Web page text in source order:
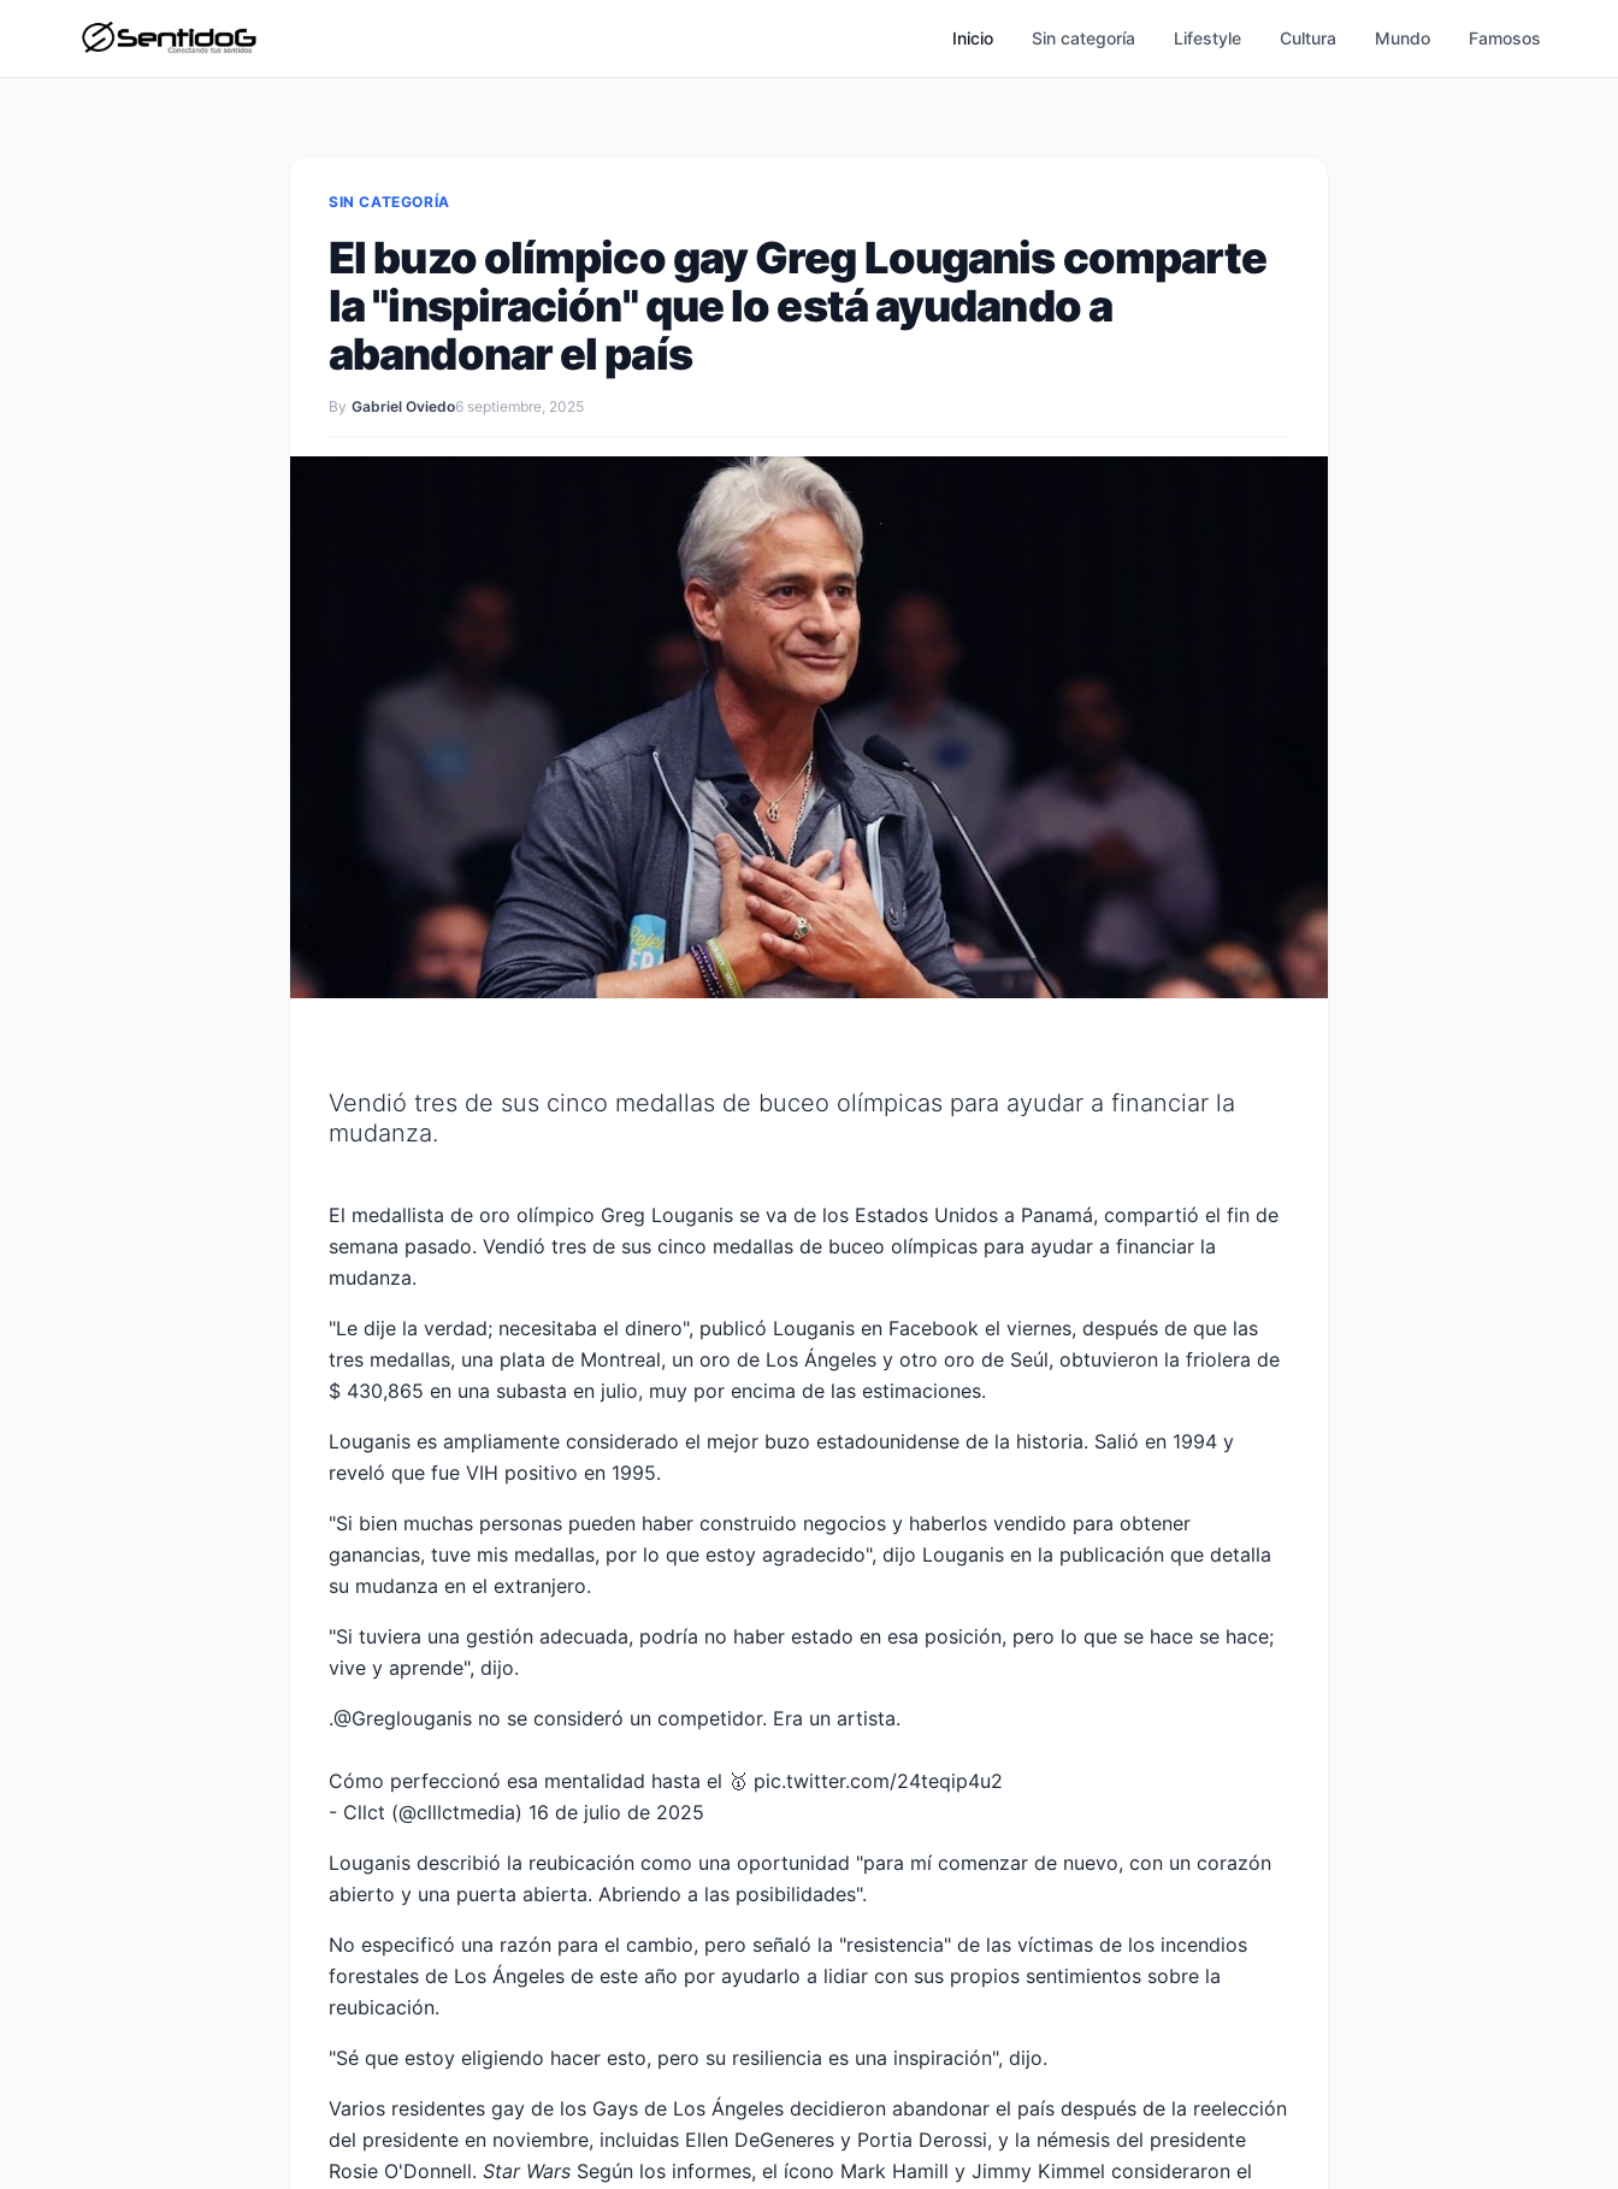
Inicio Sin categoría Lifestyle Cultura Mundo Famosos
SIN CATEGORÍA
El buzo olímpico gay Greg Louganis comparte
la "inspiración" que lo está ayudando a
abandonar el país
By Gabriel Oviedo6 septiembre, 2025
Vendió tres de sus cinco medallas de buceo olímpicas para ayudar a financiar la
mudanza.
El medallista de oro olímpico Greg Louganis se va de los Estados Unidos a Panamá, compartió el fin de
semana pasado. Vendió tres de sus cinco medallas de buceo olímpicas para ayudar a financiar la
mudanza.
"Le dije la verdad; necesitaba el dinero", publicó Louganis en Facebook el viernes, después de que las
tres medallas, una plata de Montreal, un oro de Los Ángeles y otro oro de Seúl, obtuvieron la friolera de
$ 430,865 en una subasta en julio, muy por encima de las estimaciones.
Louganis es ampliamente considerado el mejor buzo estadounidense de la historia. Salió en 1994 y
reveló que fue VIH positivo en 1995.
"Si bien muchas personas pueden haber construido negocios y haberlos vendido para obtener
ganancias, tuve mis medallas, por lo que estoy agradecido", dijo Louganis en la publicación que detalla
su mudanza en el extranjero.
"Si tuviera una gestión adecuada, podría no haber estado en esa posición, pero lo que se hace se hace;
vive y aprende", dijo.
.@Greglouganis no se consideró un competidor. Era un artista.
Cómo perfeccionó esa mentalidad hasta el 🥇 pic.twitter.com/24teqip4u2
- Cllct (@clllctmedia) 16 de julio de 2025
Louganis describió la reubicación como una oportunidad "para mí comenzar de nuevo, con un corazón
abierto y una puerta abierta. Abriendo a las posibilidades".
No especificó una razón para el cambio, pero señaló la "resistencia" de las víctimas de los incendios
forestales de Los Ángeles de este año por ayudarlo a lidiar con sus propios sentimientos sobre la
reubicación.
"Sé que estoy eligiendo hacer esto, pero su resiliencia es una inspiración", dijo.
Varios residentes gay de los Gays de Los Ángeles decidieron abandonar el país después de la reelección
del presidente en noviembre, incluidas Ellen DeGeneres y Portia Derossi, y la némesis del presidente
Rosie O'Donnell. Star Wars Según los informes, el ícono Mark Hamill y Jimmy Kimmel consideraron el